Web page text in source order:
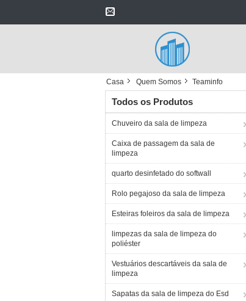
Casa Quem Somos Teaminfo
Todos os Produtos
Chuveiro da sala de limpeza
Caixa de passagem da sala de
limpeza
quarto desinfetado do softwall
Rolo pegajoso da sala de limpeza
Esteiras foleiros da sala de limpeza
limpezas da sala de limpeza do
poliéster
Vestuários descartáveis da sala de
limpeza
Sapatas da sala de limpeza do Esd